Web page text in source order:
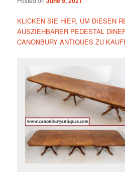
KLICKEN SIE HIER, UM DIESEN
AUSZIEHBARER PEDESTAL
CANONBURY ANTIQUES ZU